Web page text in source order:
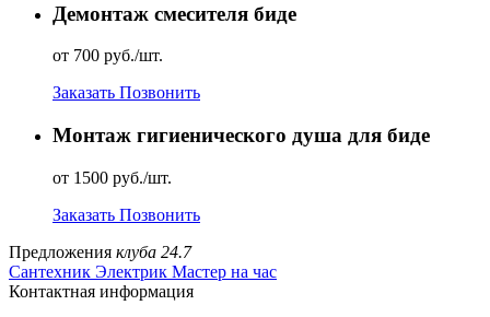
Демонтаж смесителя биде
от 700 руб./шт.
Заказать Позвонить
Монтаж гигиенического душа для биде
от 1500 руб./шт.
Заказать Позвонить
Предложения клуба 24.7
Сантехник Электрик Мастер на час
Контактная информация